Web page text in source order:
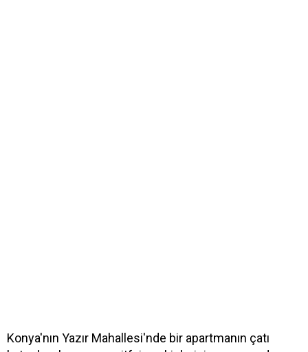
Konya'nın Yazır Mahallesi'nde bir apartmanın çatı